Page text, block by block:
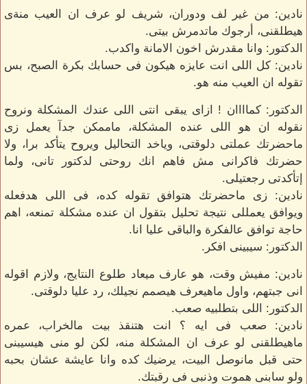
نادين: من غير لف ودوران، شريف لو عرف ان العيب منةى
هيطلقنى، أرجوك ماتدمرش بيتى.
الدكتور: وانا مقدرش اخون الامانة واكدب.
نادين: كل اللى انت عايزه هيكون فى حسابك بكرة الصبح، بس
تقوله ان العيب منه هو.
الدكتور: كماااان ! ازاى يبقى انتى اللى عندك المشكلة ونروح
نقوله ان هو اللى عنده المشكلة، ماممكن جدآ يعمل زى
ماحضرتك عملتى دلوقتى، وياخد التحاليل ويروح يتأكد برا، ولا
حضرتك فاكرانى مش فاهم انك روحتى لدكتور تانى، ولما
إتأكدتى رجعتيلى.
نادين: زى ماحضرتك هتوافق تقوله كده، فى اللى هدفعله
ويوافق يعمللى نتيجة تحليل بتقول ان عنده مشكلة تمنعه، اهم
حاجة توافق عالفكرة والباقى عليا انا.
الدكتور: سيبينى افكر.
نادين: مفيش وقت، هو عارف ميعاد طلوع النتايج، ولازم اقوله
انى جبتهم، واول ماهيعرف هيصمم نجيلك، رد عليا دلوقتى.
الدكتور: اللى بتطلبيه صعب.
نادين: صعب فى ايه ؟ انت هتنقذ بيت مالخراب، عمره
ماهيطلقنى لو عرف ان المشكلة منه، لكن لو منى هيسيبنى
حتى قبل مانوصل البيت، يرضيك كده وانا عايشة عشان بحبه
ولو سابنى هموت وذنبى فى رقبتك.